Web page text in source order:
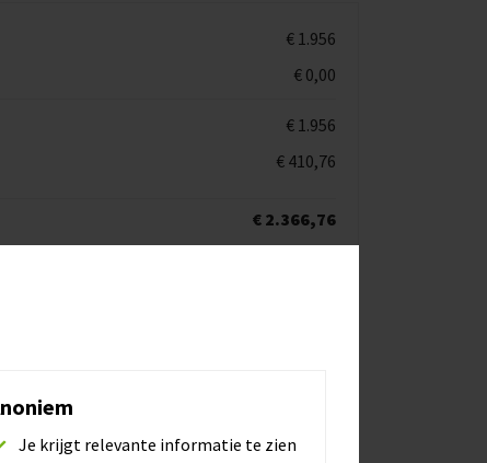
Je krijgt relevante informatie te zien
€ 1.956
€ 0,00
€ 1.956
€ 410,76
€ 2.366,76